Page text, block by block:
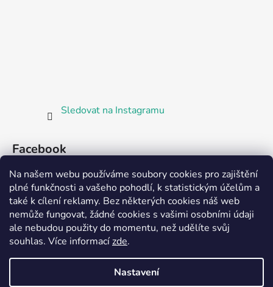
Na našem webu používáme soubory cookies pro zajištění
plné funkčnosti a vašeho pohodlí, k statistickým účelům a
také k cílení reklamy. Bez některých cookies náš web
nemůže fungovat, žádné cookies s vašimi osobními údaji
ale nebudou použity do momentu, než udělíte svůj
souhlas. Více informacízde.
Nastavení
Sledovat na Instagramu
Facebook
Partnerská prodejna Barefoot Plzeň